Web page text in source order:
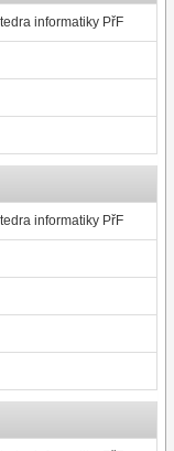
informatiky PřF
informatiky PřF